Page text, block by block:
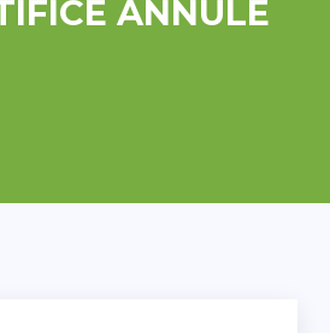
ANNULÉ